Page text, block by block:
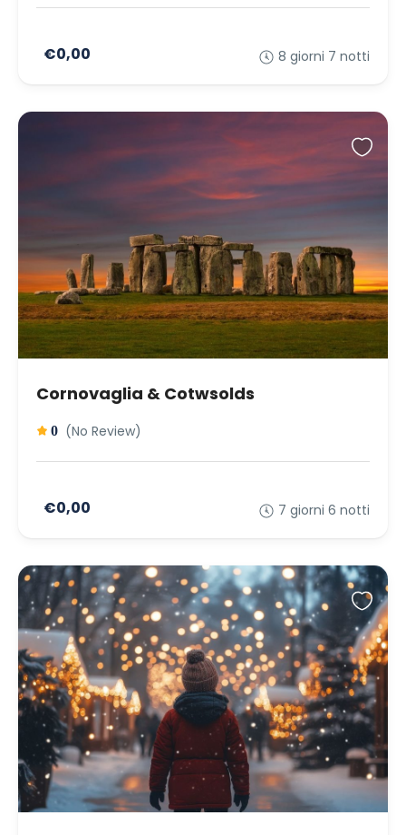
€0,00 8 giorni 7 notti
Cornovaglia & Cotwsolds
0 (No Review)
€0,00 7 giorni 6 notti